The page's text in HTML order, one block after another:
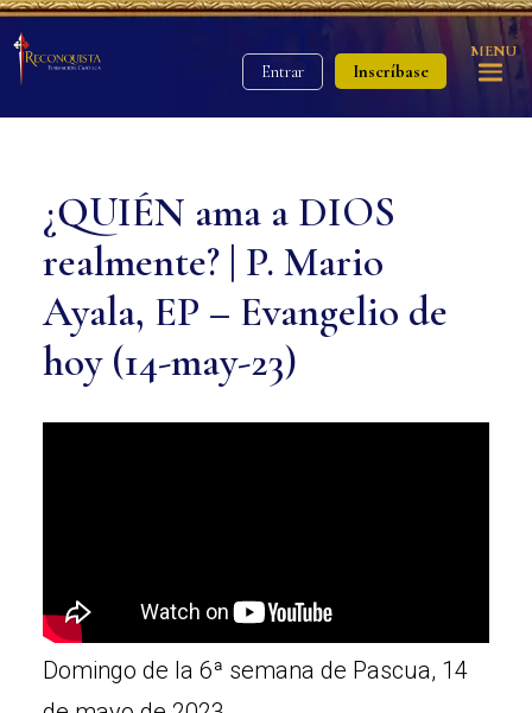
Entrar Inscríbase
MENU
¿QUIÉN ama a DIOS
realmente? | P. Mario
Ayala, EP – Evangelio de
hoy (14-may-23)
Domingo de la 6ª semana de Pascua, 14